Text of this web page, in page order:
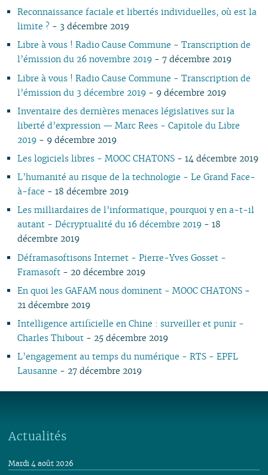
04
03
02
01
08
07
06
05
04
03
02
01
08
07
06
05
03
02
01
08
07
06
05
03
02
01
08
06
05
03
02
01
08
06
05
03
02
01
08
06
05
03
02
01
09
07
06
04
03
02
01
09
07
04
01
10
09
08
07
05
04
03
02
01
10
09
08
07
05
04
03
02
10
09
08
07
04
03
02
09
08
04
02
09
07
06
03
01
10
08
07
05
04
03
10
08
07
05
04
03
02
10
01
Reconnaissance faciale et libertés individuelles, où est la
limite ? - 3 décembre 2019
Libre à vous ! Radio Cause Commune - Transcription de
l’émission du 26 novembre 2019- 7 décembre 2019
Libre à vous ! Radio Cause Commune - Transcription de
l’émission du 3 décembre 2019- 9 décembre 2019
Inventaire des dernières menaces législatives sur la
liberté d’expression — Marc Rees - Capitole du Libre
2019- 9 décembre 2019
Les logiciels libres - MOOC CHATONS- 14 décembre 2019
L’humanité au risque de la technologie - Le Grand Face-
à-face - 18 décembre 2019
Les milliardaires de l’informatique, pourquoi y en a-t-il
autant - Décryptualité du 16 décembre 2019- 18
décembre 2019
Déframasoftisons Internet - Pierre-Yves Gosset -
Framasoft- 20 décembre 2019
En quoi les GAFAM nous dominent - MOOC CHATONS-
21 décembre 2019
Intelligence artificielle en Chine : surveiller et punir -
Charles Thibout- 25 décembre 2019
L’engagement au temps du numérique - RTS - EPFL
Lausanne - 27 décembre 2019
Actualités
Mardi 4 août 2026